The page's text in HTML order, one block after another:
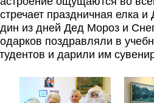
праздничная елка
из дней Дед Мороз и
поздравляли в
и дарили им